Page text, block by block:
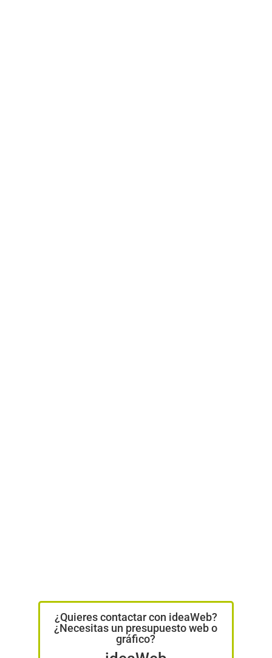
¿Quieres contactar con ideaWeb?
¿Necesitas un presupuesto web o
gráfico?